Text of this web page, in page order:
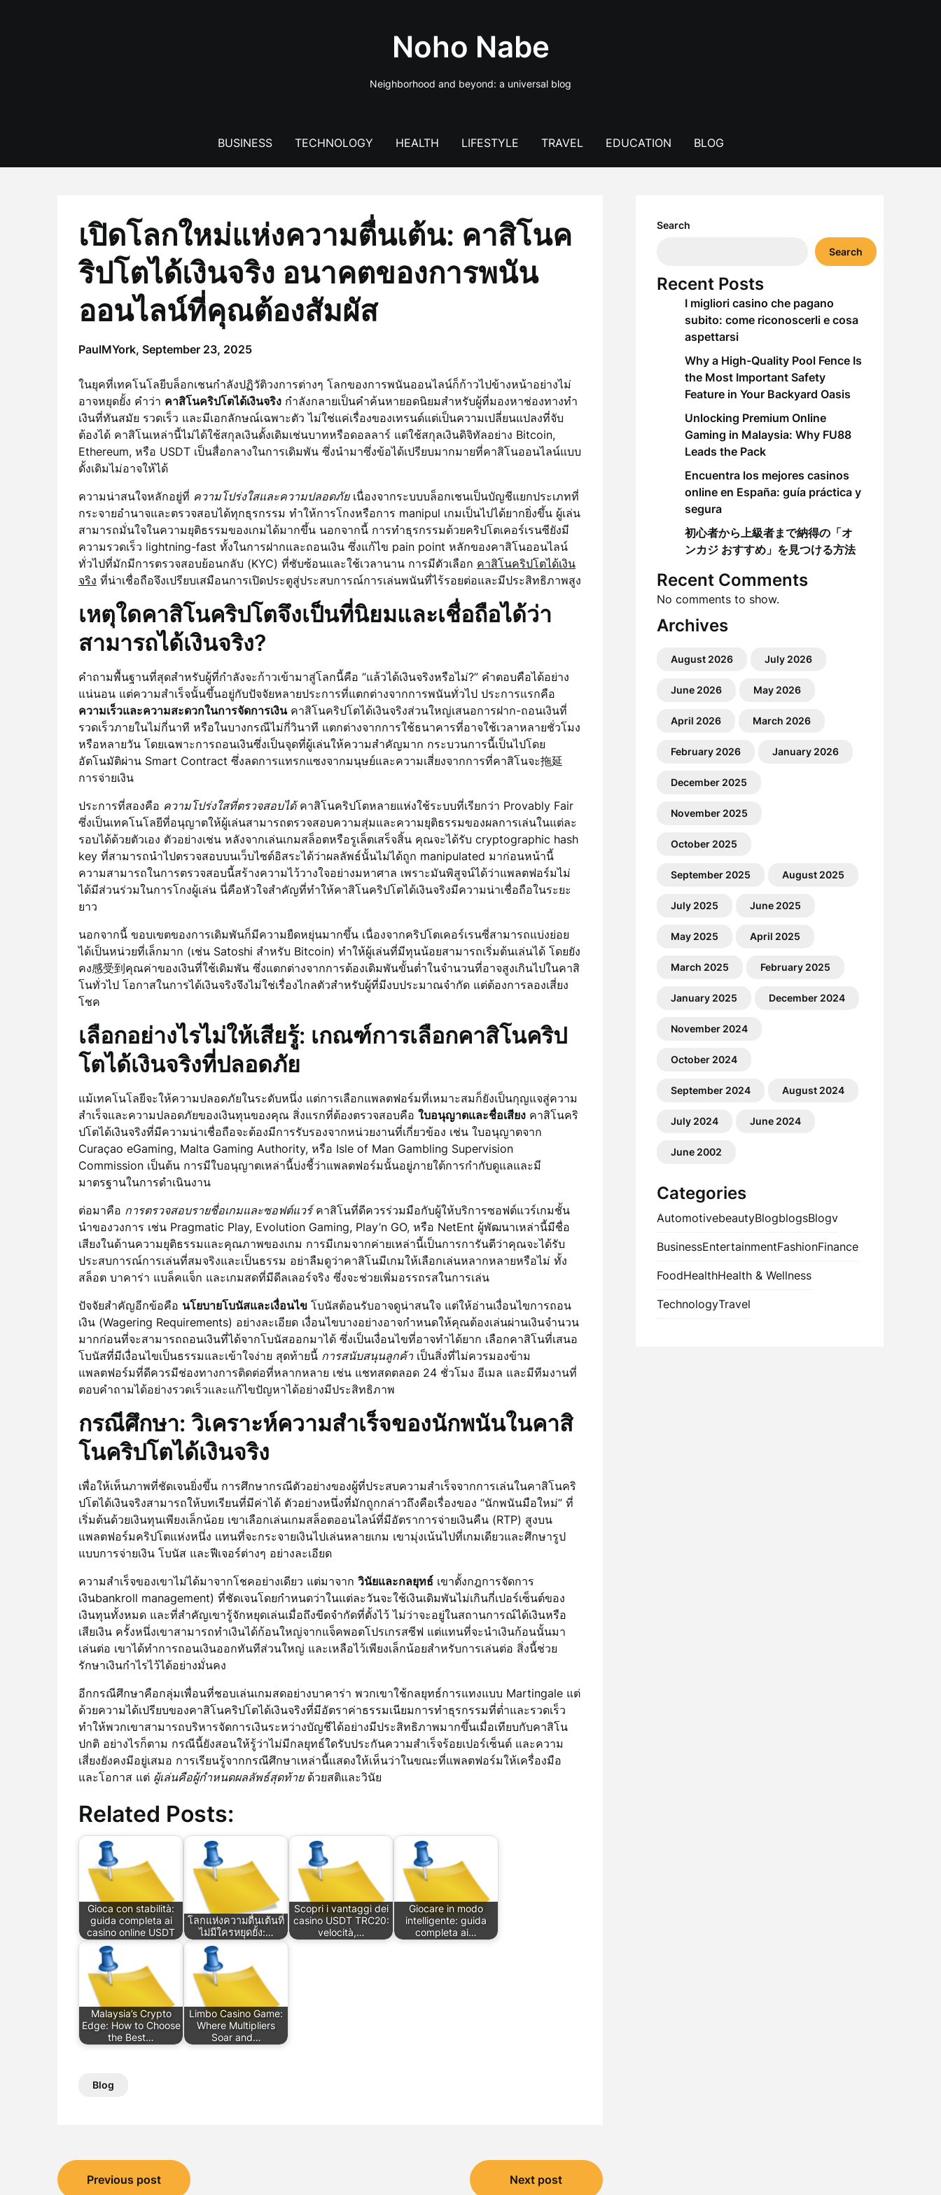
Noho Nabe
Neighborhood and beyond: a universal blog
BUSINESS TECHNOLOGY HEALTH LIFESTYLE TRAVEL EDUCATION BLOG
เปิดโลกใหม่แห่งความตื่นเต้น: คาสิโนค
ริปโตได้เงินจริง อนาคตของการพนัน
ออนไลน์ที่คุณต้องสัมผัส
PaulMYork, September 23, 2025
ในยุคที่เทคโนโลยีบล็อกเชนกำลังปฏิวัติวงการต่างๆ โลกของการพนันออนไลน์ก็ก้าวไปข้างหน้าอย่างไม่
อาจหยุดยั้ง คำว่า คาสิโนคริปโตได้เงินจริง กำลังกลายเป็นคำค้นหายอดนิยมสำหรับผู้ที่มองหาช่องทางทำ
เงินที่ทันสมัย รวดเร็ว และมีเอกลักษณ์เฉพาะตัว ไม่ใช่แค่เรื่องของเทรนด์แต่เป็นความเปลี่ยนแปลงที่จับ
ต้องได้ คาสิโนเหล่านี้ไม่ได้ใช้สกุลเงินดั้งเดิมเช่นบาทหรือดอลลาร์ แต่ใช้สกุลเงินดิจิทัลอย่าง Bitcoin,
Ethereum, หรือ USDT เป็นสื่อกลางในการเดิมพัน ซึ่งนำมาซึ่งข้อได้เปรียบมากมายที่คาสิโนออนไลน์แบบ
ดั้งเดิมไม่อาจให้ได้
ความน่าสนใจหลักอยู่ที่ ความโปร่งใสและความปลอดภัยเนื่องจากระบบบล็อกเชนเป็นบัญชีแยกประเภทที่
กระจายอำนาจและตรวจสอบได้ทุกธุรกรรม ทำให้การโกงหรือการ manipul เกมเป็นไปได้ยากยิ่งขึ้น ผู้เล่น
สามารถมั่นใจในความยุติธรรมของเกมได้มากขึ้น นอกจากนี้ การทำธุรกรรมด้วยคริปโตเคอร์เรนซียังมี
ความรวดเร็ว lightning-fast ทั้งในการฝากและถอนเงิน ซึ่งแก้ไข pain point หลักของคาสิโนออนไลน์
ทั่วไปที่มักมีการตรวจสอบย้อนกลับ (KYC) ที่ซับซ้อนและใช้เวลานาน การมีตัวเลือก คาสิโนคริปโตได้เงิน
จริง ที่น่าเชื่อถือจึงเปรียบเสมือนการเปิดประตูสู่ประสบการณ์การเล่นพนันที่ไร้รอยต่อและมีประสิทธิภาพสูง
เหตุใดคาสิโนคริปโตจึงเป็นที่นิยมและเชื่อถือได้ว่า
สามารถได้เงินจริง?
คำถามพื้นฐานที่สุดสำหรับผู้ที่กำลังจะก้าวเข้ามาสู่โลกนี้คือ “แล้วได้เงินจริงหรือไม่?” คำตอบคือได้อย่าง
แน่นอน แต่ความสำเร็จนั้นขึ้นอยู่กับปัจจัยหลายประการที่แตกต่างจากการพนันทั่วไป ประการแรกคือ
ความเร็วและความสะดวกในการจัดการเงินคาสิโนคริปโตได้เงินจริงส่วนใหญ่เสนอการฝาก-ถอนเงินที่
รวดเร็วภายในไม่กี่นาที หรือในบางกรณีไม่กี่วินาที แตกต่างจากการใช้ธนาคารที่อาจใช้เวลาหลายชั่วโมง
หรือหลายวัน โดยเฉพาะการถอนเงินซึ่งเป็นจุดที่ผู้เล่นให้ความสำคัญมาก กระบวนการนี้เป็นไปโดย
อัตโนมัติผ่าน Smart Contract ซึ่งลดการแทรกแซงจากมนุษย์และความเสี่ยงจากการที่คาสิโนจะ拖延
การจ่ายเงิน
ประการที่สองคือ ความโปร่งใสที่ตรวจสอบได้คาสิโนคริปโตหลายแห่งใช้ระบบที่เรียกว่า Provably Fair
ซึ่งเป็นเทคโนโลยีที่อนุญาตให้ผู้เล่นสามารถตรวจสอบความสุ่มและความยุติธรรมของผลการเล่นในแต่ละ
รอบได้ด้วยตัวเอง ตัวอย่างเช่น หลังจากเล่นเกมสล็อตหรือรูเล็ตเสร็จสิ้น คุณจะได้รับ cryptographic hash
key ที่สามารถนำไปตรวจสอบบนเว็บไซต์อิสระได้ว่าผลลัพธ์นั้นไม่ได้ถูก manipulated มาก่อนหน้านี้
ความสามารถในการตรวจสอบนี้สร้างความไว้วางใจอย่างมหาศาล เพราะมันพิสูจน์ได้ว่าแพลตฟอร์มไม่
ได้มีส่วนร่วมในการโกงผู้เล่น นี่คือหัวใจสำคัญที่ทำให้คาสิโนคริปโตได้เงินจริงมีความน่าเชื่อถือในระยะ
ยาว
นอกจากนี้ ขอบเขตของการเดิมพันก็มีความยืดหยุ่นมากขึ้น เนื่องจากคริปโตเคอร์เรนซี่สามารถแบ่งย่อย
ได้เป็นหน่วยที่เล็กมาก (เช่น Satoshi สำหรับ Bitcoin) ทำให้ผู้เล่นที่มีทุนน้อยสามารถเริ่มต้นเล่นได้ โดยยัง
คง感受到คุณค่าของเงินที่ใช้เดิมพัน ซึ่งแตกต่างจากการต้องเดิมพันขั้นต่ำในจำนวนที่อาจสูงเกินไปในคาสิ
โนทั่วไป โอกาสในการได้เงินจริงจึงไม่ใช่เรื่องไกลตัวสำหรับผู้ที่มีงบประมาณจำกัด แต่ต้องการลองเสี่ยง
โชค
เลือกอย่างไรไม่ให้เสียรู้: เกณฑ์การเลือกคาสิโนคริป
โตได้เงินจริงที่ปลอดภัย
แม้เทคโนโลยีจะให้ความปลอดภัยในระดับหนึ่ง แต่การเลือกแพลตฟอร์มที่เหมาะสมก็ยังเป็นกุญแจสู่ความ
สำเร็จและความปลอดภัยของเงินทุนของคุณ สิ่งแรกที่ต้องตรวจสอบคือ ใบอนุญาตและชื่อเสียง คาสิโนคริ
ปโตได้เงินจริงที่มีความน่าเชื่อถือจะต้องมีการรับรองจากหน่วยงานที่เกี่ยวข้อง เช่น ใบอนุญาตจาก
Curaçao eGaming, Malta Gaming Authority, หรือ Isle of Man Gambling Supervision
Commission เป็นต้น การมีใบอนุญาตเหล่านี้บ่งชี้ว่าแพลตฟอร์มนั้นอยู่ภายใต้การกำกับดูแลและมี
มาตรฐานในการดำเนินงาน
ต่อมาคือ การตรวจสอบรายชื่อเกมและซอฟต์แวร์คาสิโนที่ดีควรร่วมมือกับผู้ให้บริการซอฟต์แวร์เกมชั้น
นำของวงการ เช่น Pragmatic Play, Evolution Gaming, Play’n GO, หรือ NetEnt ผู้พัฒนาเหล่านี้มีชื่อ
เสียงในด้านความยุติธรรมและคุณภาพของเกม การมีเกมจากค่ายเหล่านี้เป็นการการันตีว่าคุณจะได้รับ
ประสบการณ์การเล่นที่สมจริงและเป็นธรรม อย่าลืมดูว่าคาสิโนมีเกมให้เลือกเล่นหลากหลายหรือไม่ ทั้ง
สล็อต บาคาร่า แบล็คแจ็ก และเกมสดที่มีดีลเลอร์จริง ซึ่งจะช่วยเพิ่มอรรถรสในการเล่น
ปัจจัยสำคัญอีกข้อคือ นโยบายโบนัสและเงื่อนไข โบนัสต้อนรับอาจดูน่าสนใจ แต่ให้อ่านเงื่อนไขการถอน
เงิน (Wagering Requirements) อย่างละเอียด เงื่อนไขบางอย่างอาจกำหนดให้คุณต้องเล่นผ่านเงินจำนวน
มากก่อนที่จะสามารถถอนเงินที่ได้จากโบนัสออกมาได้ ซึ่งเป็นเงื่อนไขที่อาจทำได้ยาก เลือกคาสิโนที่เสนอ
โบนัสที่มีเงื่อนไขเป็นธรรมและเข้าใจง่าย สุดท้ายนี้ การสนับสนุนลูกค้า เป็นสิ่งที่ไม่ควรมองข้าม
แพลตฟอร์มที่ดีควรมีช่องทางการติดต่อที่หลากหลาย เช่น แชทสดตลอด 24 ชั่วโมง อีเมล และมีทีมงานที่
ตอบคำถามได้อย่างรวดเร็วและแก้ไขปัญหาได้อย่างมีประสิทธิภาพ
กรณีศึกษา: วิเคราะห์ความสำเร็จของนักพนันในคาสิ
โนคริปโตได้เงินจริง
เพื่อให้เห็นภาพที่ชัดเจนยิ่งขึ้น การศึกษากรณีตัวอย่างของผู้ที่ประสบความสำเร็จจากการเล่นในคาสิโนคริ
ปโตได้เงินจริงสามารถให้บทเรียนที่มีค่าได้ ตัวอย่างหนึ่งที่มักถูกกล่าวถึงคือเรื่องของ “นักพนันมือใหม่” ที่
เริ่มต้นด้วยเงินทุนเพียงเล็กน้อย เขาเลือกเล่นเกมสล็อตออนไลน์ที่มีอัตราการจ่ายเงินคืน (RTP) สูงบน
แพลตฟอร์มคริปโตแห่งหนึ่ง แทนที่จะกระจายเงินไปเล่นหลายเกม เขามุ่งเน้นไปที่เกมเดียวและศึกษารูป
แบบการจ่ายเงิน โบนัส และฟีเจอร์ต่างๆ อย่างละเอียด
ความสำเร็จของเขาไม่ได้มาจากโชคอย่างเดียว แต่มาจาก วินัยและกลยุทธ์ เขาตั้งกฎการจัดการ
เงินbankroll management) ที่ชัดเจนโดยกำหนดว่าในแต่ละวันจะใช้เงินเดิมพันไม่เกินกี่เปอร์เซ็นต์ของ
เงินทุนทั้งหมด และที่สำคัญเขารู้จักหยุดเล่นเมื่อถึงขีดจำกัดที่ตั้งไว้ ไม่ว่าจะอยู่ในสถานการณ์ได้เงินหรือ
เสียเงิน ครั้งหนึ่งเขาสามารถทำเงินได้ก้อนใหญ่จากแจ็คพอตโปรเกรสซีฟ แต่แทนที่จะนำเงินก้อนนั้นมา
เล่นต่อ เขาได้ทำการถอนเงินออกทันทีส่วนใหญ่ และเหลือไว้เพียงเล็กน้อยสำหรับการเล่นต่อ สิ่งนี้ช่วย
รักษาเงินกำไรไว้ได้อย่างมั่นคง
อีกกรณีศึกษาคือกลุ่มเพื่อนที่ชอบเล่นเกมสดอย่างบาคาร่า พวกเขาใช้กลยุทธ์การแทงแบบ Martingale แต่
ด้วยความได้เปรียบของคาสิโนคริปโตได้เงินจริงที่มีอัตราค่าธรรมเนียมการทำธุรกรรมที่ต่ำและรวดเร็ว
ทำให้พวกเขาสามารถบริหารจัดการเงินระหว่างบัญชีได้อย่างมีประสิทธิภาพมากขึ้นเมื่อเทียบกับคาสิโน
ปกติ อย่างไรก็ตาม กรณีนี้ยังสอนให้รู้ว่าไม่มีกลยุทธ์ใดรับประกันความสำเร็จร้อยเปอร์เซ็นต์ และความ
เสี่ยงยังคงมีอยู่เสมอ การเรียนรู้จากกรณีศึกษาเหล่านี้แสดงให้เห็นว่าในขณะที่แพลตฟอร์มให้เครื่องมือ
และโอกาส แต่ ผู้เล่นคือผู้กำหนดผลลัพธ์สุดท้ายด้วยสติและวินัย
Related Posts:
Gioca con stabilità:
guida completa ai
casino online USDT
โลกแห่งความตื่นเต้นที่
ไม่มีใครหยุดยั้ง:…
Scopri i vantaggi dei
casino USDT TRC20:
velocità,…
Giocare in modo
intelligente: guida
completa ai…
Malaysia’s Crypto
Edge: How to Choose
the Best…
Limbo Casino Game:
Where Multipliers
Soar and…
Blog
PostPrevious post Next post
Search
Search
Recent Posts
I migliori casino che pagano
subito: come riconoscerli e cosa
aspettarsi
Why a High-Quality Pool Fence Is
the Most Important Safety
Feature in Your Backyard Oasis
Unlocking Premium Online
Gaming in Malaysia: Why FU88
Leads the Pack
Encuentra los mejores casinos
online en España: guía práctica y
segura
初心者から上級者まで納得の「オ
ンカジ おすすめ」を見つける方法
Recent Comments
No comments to show.
Archives
August 2026 July 2026
June 2026 May 2026
April 2026 March 2026
February 2026 January 2026
December 2025
November 2025
October 2025
September 2025 August 2025
July 2025 June 2025
May 2025 April 2025
March 2025 February 2025
January 2025 December 2024
November 2024
October 2024
September 2024 August 2024
July 2024 June 2024
June 2002
Categories
AutomotivebeautyBlogblogsBlogv
BusinessEntertainmentFashionFinance
FoodHealthHealth & Wellness
TechnologyTravel